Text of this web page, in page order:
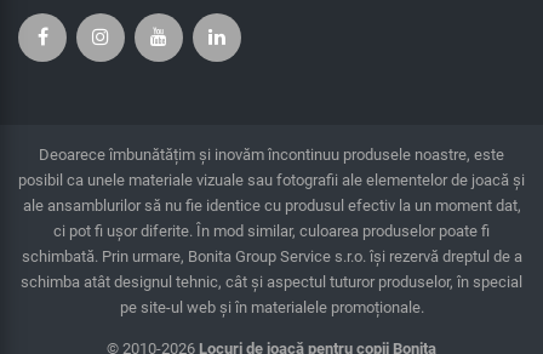
Deoarece îmbunătățim și inovăm încontinuu produsele noastre, este
posibil ca unele materiale vizuale sau fotografii ale elementelor de joacă și
ale ansamblurilor să nu fie identice cu produsul efectiv la un moment dat,
ci pot fi ușor diferite. În mod similar, culoarea produselor poate fi
schimbată. Prin urmare, Bonita Group Service s.r.o. îşi rezervă dreptul de a
schimba atât designul tehnic, cât şi aspectul tuturor produselor, în special
pe site-ul web și în materialele promoționale.
© 2010-2026 Locuri de joacă pentru copii Bonita